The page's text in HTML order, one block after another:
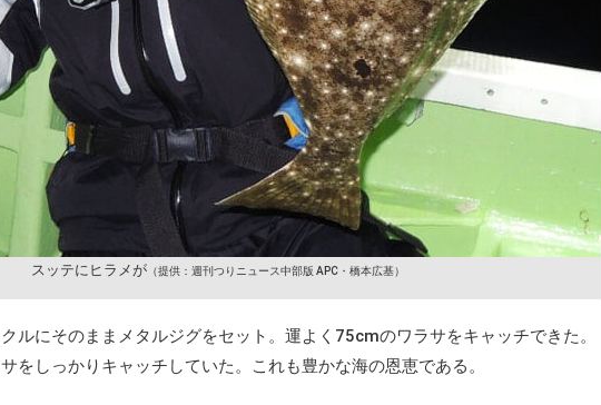
スッテにヒラメが （提供：週刊つりニュース中部版 APC・橋本広基）
ルにそのままメタルジグをセット。運よく75cmのワラサをキャッチできた。
をしっかりキャッチしていた。これも豊かな海の恩恵である。